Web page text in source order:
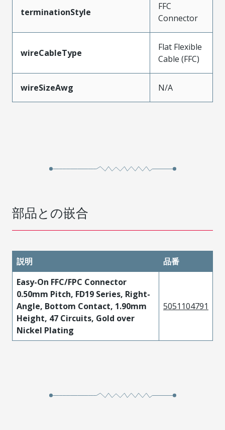
terminationStyle
FFC
Connector
wireCableType
Flat Flexible
Cable (FFC)
wireSizeAwg N/A
部品との嵌合
説明
品番
Easy-On FFC/FPC Connector
0.50mm Pitch, FD19 Series, Right-
Angle, Bottom Contact, 1.90mm
Height, 47 Circuits, Gold over
Nickel Plating
5051104791